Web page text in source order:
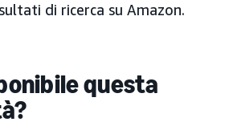
di ricerca su Amazon.
questa